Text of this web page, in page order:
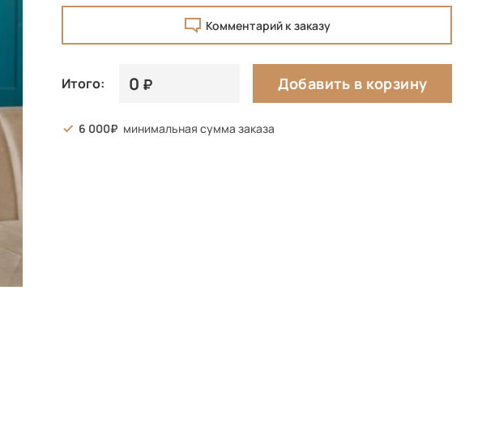
Комментарий к заказу
Итого: 0 Добавить в корзину
6 000 минимальная сумма заказа